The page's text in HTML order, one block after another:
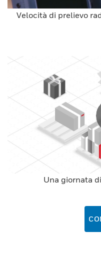
Velocità di prelievo
Una giornata